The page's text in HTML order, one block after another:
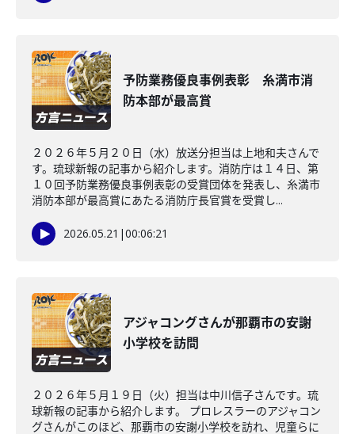
予防業務優良事例表彰 糸満市消
防本部が最高賞
２０２６年５月２０日（水）放送分担当は上地和夫さんで
す。琉球新報の記事から紹介します。消防庁は１４日、第
１０回予防業務優良事例表彰の受賞団体を発表し、糸満市
消防本部が最高賞にあたる消防庁長官賞を受賞し...
2026.05.21 |00:06:21
アジャコングさんが那覇市の安謝
小学校を訪問
２０２６年５月１９日（火）担当は中川信子さんです。琉
球新報の記事から紹介します。 プロレスラーのアジャコン
グさんがこのほど、那覇市の安謝小学校を訪れ、児童らに